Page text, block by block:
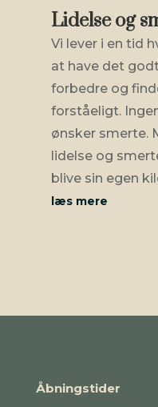
Lidelse og
Vi lever i en tid
at have det
forbedre og
forståeligt.
ønsker smerte.
lidelse og
blive sin egen
læs mere
Åbningstider